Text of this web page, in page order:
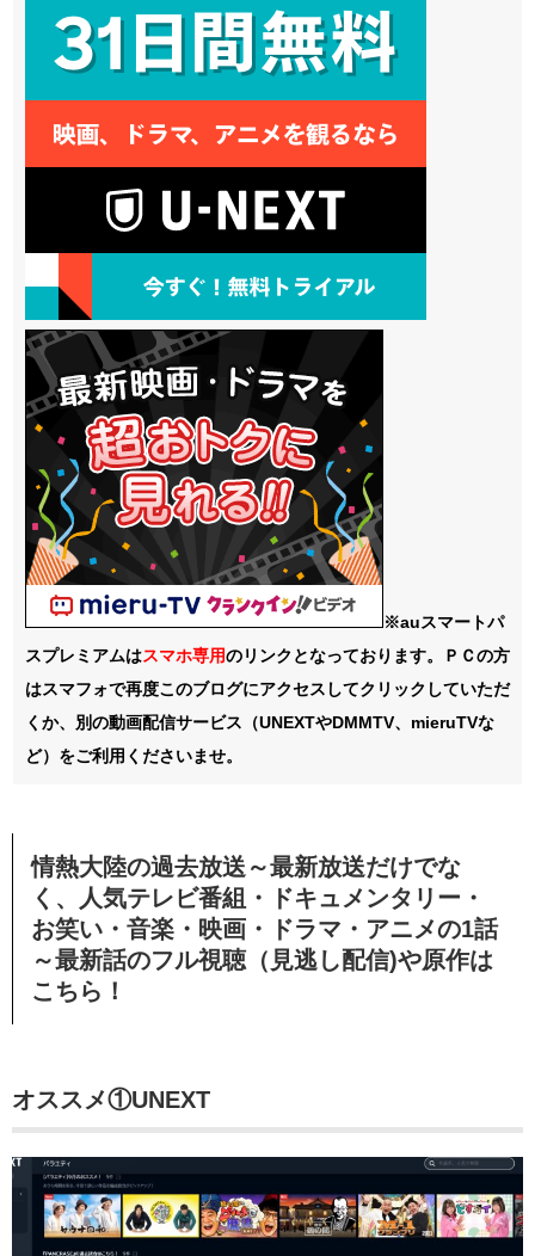
※auスマートパ
スプレミアムはスマホ専用のリンクとなっております。ＰＣの方
はスマフォで再度このブログにアクセスしてクリックしていただ
くか、別の動画配信サービス（UNEXTやDMMTV、mieruTVな
ど）をご利用くださいませ。
情熱大陸の過去放送～最新放送だけでな
く、人気テレビ番組・ドキュメンタリー・
お笑い・音楽・映画・ドラマ・アニメの1話
～最新話のフル視聴（見逃し配信)や原作は
こちら！
オススメ①UNEXT